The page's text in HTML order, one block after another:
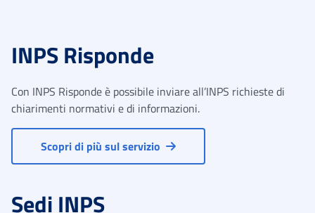
INPS Risponde
Con INPS Risponde è possibile inviare all’INPS richieste di
chiarimenti normativi e di informazioni.
Scopri di più sul servizio
Sedi INPS